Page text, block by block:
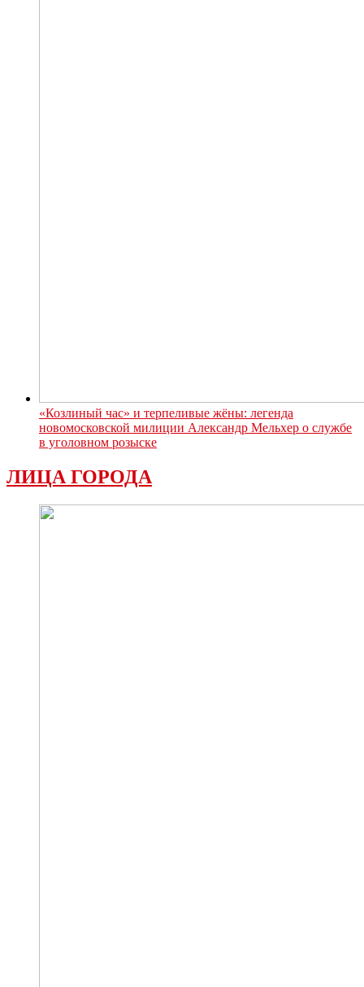
«Козлиный час» и терпеливые жёны: легенда
новомосковской милиции Александр Мельхер о службе
в уголовном розыске
ЛИЦА ГОРОДА